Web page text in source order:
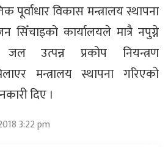
पूर्वाधार विकास मन्त्रालय स्थापना
सिँचाइको कार्यालयले मात्रै नपुग्ने
उत्पन्न प्रकोप नियन्त्रण
मन्त्रालय स्थापना गरिएको
दिए ।
3:22 pm